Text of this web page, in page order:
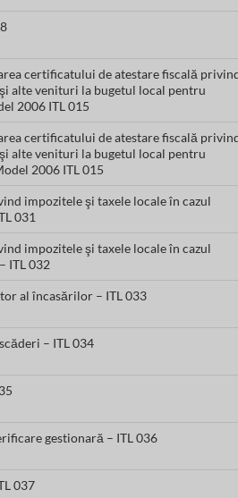
certificatului de atestare fiscală
alte venituri la bugetul local pentru
2006 ITL 015
certificatului de atestare fiscală
alte venituri la bugetul local pentru
2006 ITL 015
impozitele şi taxele locale în cazul
031
impozitele şi taxele locale în cazul
ITL 032
al încasărilor – ITL 033
– ITL 034
gestionară – ITL 036
037